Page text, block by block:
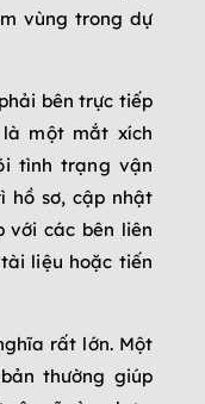
vùng trong dự
bên trực tiếp
một mắt xích
tình trạng vận
hồ sơ, cập nhật
với các bên liên
liệu hoặc tiến
rất lớn. Một
thường giúp